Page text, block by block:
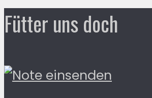
Fütter uns doch